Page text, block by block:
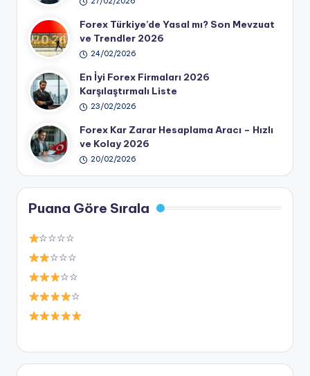
Forex Türkiye’de Yasal mı? Son Mevzuat
ve Trendler 2026
24/02/2026
En İyi Forex Firmaları 2026
Karşılaştırmalı Liste
23/02/2026
Forex Kar Zarar Hesaplama Aracı – Hızlı
ve Kolay 2026
20/02/2026
Puana Göre Sırala
☆☆☆☆
☆☆☆
☆☆
☆